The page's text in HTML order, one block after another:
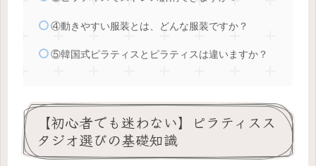
④動きやすい服装とは、どんな服装ですか？
⑤韓国式ピラティスとピラティスは違いますか？
【初心者でも迷わない】ピラティスス
タジオ選びの基礎知識